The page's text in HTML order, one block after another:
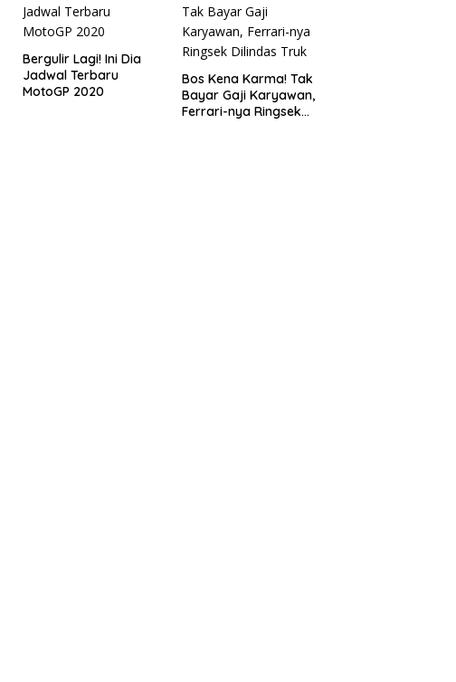
Bergulir Lagi! Ini Dia
Jadwal Terbaru
MotoGP 2020
Bos Kena Karma! Tak
Bayar Gaji Karyawan,
Ferrari-nya Ringsek